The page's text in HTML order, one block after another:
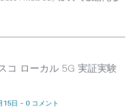
コ ローカル 5G 実証実験
15日 - 0 コメント